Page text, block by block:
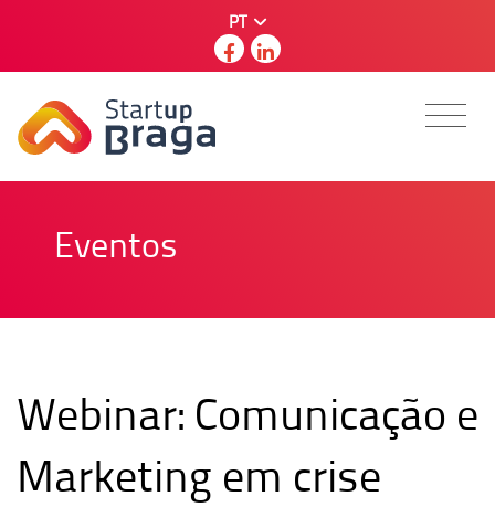
PT
Eventos
Webinar: Comunicação e
Marketing em crise